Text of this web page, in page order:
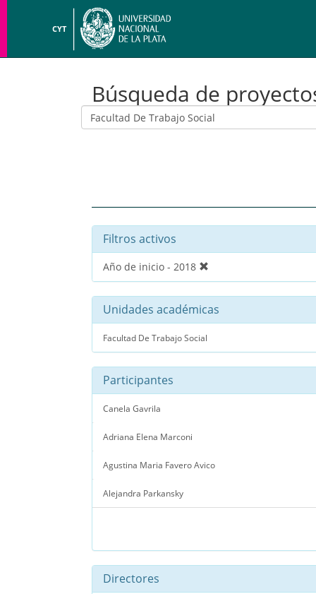
CYT
Búsqueda de
Filtros activos
Año de inicio - 2018
Unidades académicas
Facultad De Trabajo Social
Participantes
Canela Gavrila
Adriana Elena Marconi
Agustina Maria Favero Avico
Alejandra Parkansky
Directores